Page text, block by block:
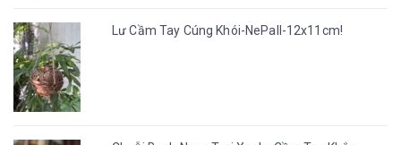
Lư Cầm Tay Cúng Khói-NePall-12x11cm!